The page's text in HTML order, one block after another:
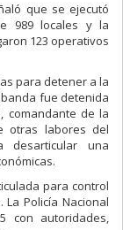
que se ejecutó
989 locales y la
123 operativos
para detener a la
fue detenida
comandante de la
otras labores del
desarticular una
para control
Policía Nacional
con autoridades,